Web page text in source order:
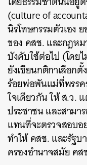
(culture of
นิรโทษกรรมตัวเอง
ของ คสช. และกฎห
บังคับใช้ต่อไป (โดย
ยังเขียนกติกาเลือก
ร้อยพ่อพันแม่ที่พรรค
ใจเดียวกัน ให้ ส.ว.
ประชาชน และสามา
แทนที่จะตรวจสอบอ
ทำให้ คสช. และรัฐ
ครองอำนาจสมัย ค